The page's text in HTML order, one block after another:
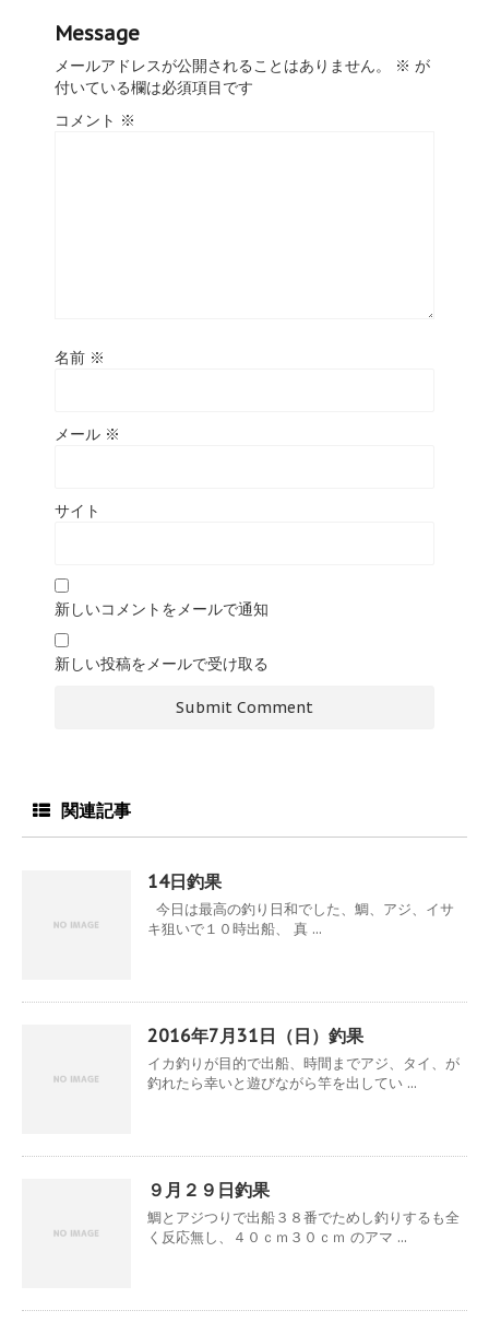
Message
メールアドレスが公開されることはありません。 ※ が
付いている欄は必須項目です
コメント ※
名前 ※
メール ※
サイト
新しいコメントをメールで通知
新しい投稿をメールで受け取る
関連記事
14日釣果
今日は最高の釣り日和でした、鯛、アジ、イサ
キ狙いで１０時出船、 真 ...
2016年7月31日（日）釣果
イカ釣りが目的で出船、時間までアジ、タイ、が
釣れたら幸いと遊びながら竿を出してい ...
９月２９日釣果
鯛とアジつりで出船３８番でためし釣りするも全
く反応無し、４０ｃｍ３０ｃｍ のアマ ...